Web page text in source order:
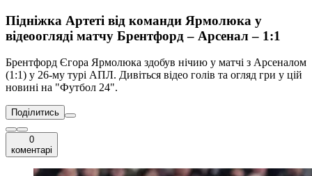
Підніжка Артеті від команди Ярмолюка у
відеоогляді матчу Брентфорд – Арсенал – 1:1
Брентфорд Єгора Ярмолюка здобув нічию у матчі з Арсеналом
(1:1) у 26-му турі АПЛ. Дивіться відео голів та огляд гри у цій
новині на "Футбол 24".
Поділитись
0
коментарі